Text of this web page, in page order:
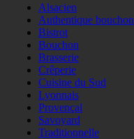
Alsacien
Authentique bouchon
Bistrot
Bouchon
Brasserie
Crêperie
Cuisine du Sud
Lyonnais
Provençal
Savoyard
Traditionnelle